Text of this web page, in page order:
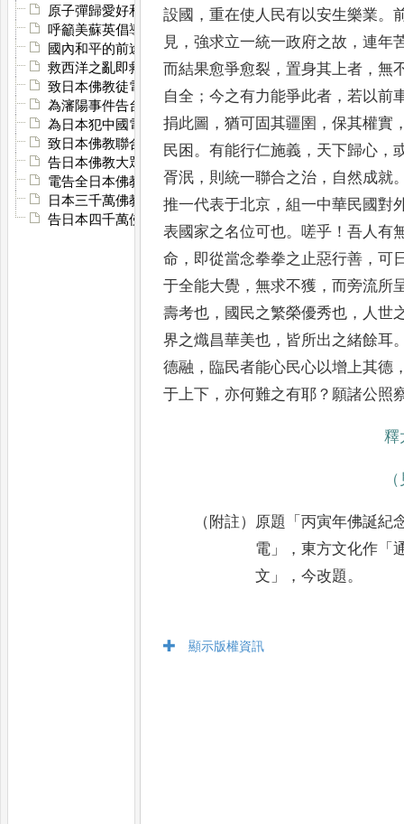
原子彈歸愛好和平的科學家保管
呼籲美蘇英倡導和平
國內和平的前途瞻望與中間調解
救西洋之亂即救世界之亂
致日本佛教徒電
為瀋陽事件告台灣朝鮮日本四千萬佛教民眾書
為日本犯中國電告其國佛教徒
致日本佛教聯合會書
告日本佛教大眾
電告全日本佛教徒眾
日本三千萬佛教徒可起來自救救國民矣
告日本四千萬佛教徒
設國 ，重在使人民有以安生樂業。
見 ，強求立一統一政府之故 ，連年
而結果愈爭愈裂 ，置身其上者 ，無
自全 ；今之有力能爭此者 ，若以前
捐此圖 ，猶可固其疆圉 ，保其權實
民困 。有能行仁施義 ， 天下歸心 ，
胥泯 ， 則統一聯合之治 ， 自然成就
推一代表于北京 ，組一中華民國對
表國家之名位可也。嗟乎 ！吾人有
命 ， 即從當念拳拳之止惡行善 ，可
于全能大覺 ，無求不獲 ， 而旁流所
壽考也 ， 國民之繁榮優秀也 ， 人世
界之熾昌華美也 ， 皆所出之緒餘耳
德融 ， 臨民者能心民心以增上其德
于上下 ，亦何難之有耶 ？ 願諸公照
釋
（附註）原題 「丙寅年佛誕紀
電 」，東方文化作 「
文 」，今改題。
顯示版權資訊